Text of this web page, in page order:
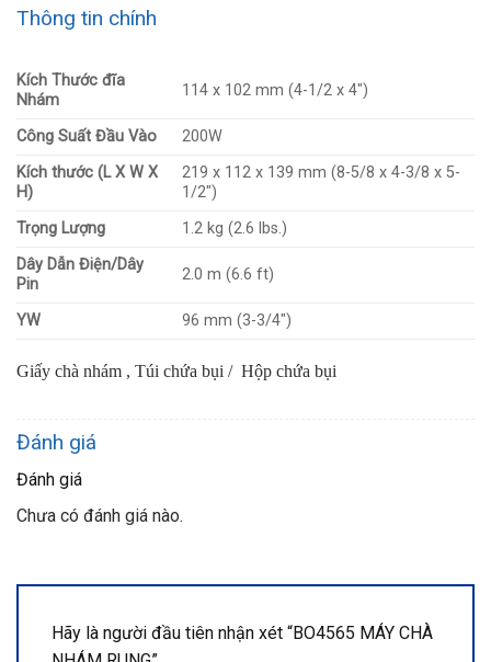
Thông tin chính
Kích Thước đĩa
Nhám
114 x 102 mm (4-1/2 x 4″)
Công Suất Đầu Vào
200W
Kích thước (L X W X
H)
219 x 112 x 139 mm (8-5/8 x 4-3/8 x 5-
1/2″)
Trọng Lượng
1.2 kg (2.6 lbs.)
Dây Dẫn Điện/Dây
Pin
2.0 m (6.6 ft)
YW 96 mm (3-3/4″)
Giấy chà nhám , Túi chứa bụi / Hộp chứa bụi
Đánh giá
Đánh giá
Chưa có đánh giá nào.
Hãy là người đầu tiên nhận xét “BO4565 MÁY CHÀ